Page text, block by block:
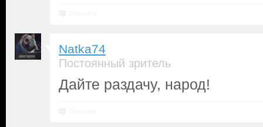
Natka74
Постоянный зритель
Дайте раздачу, народ!